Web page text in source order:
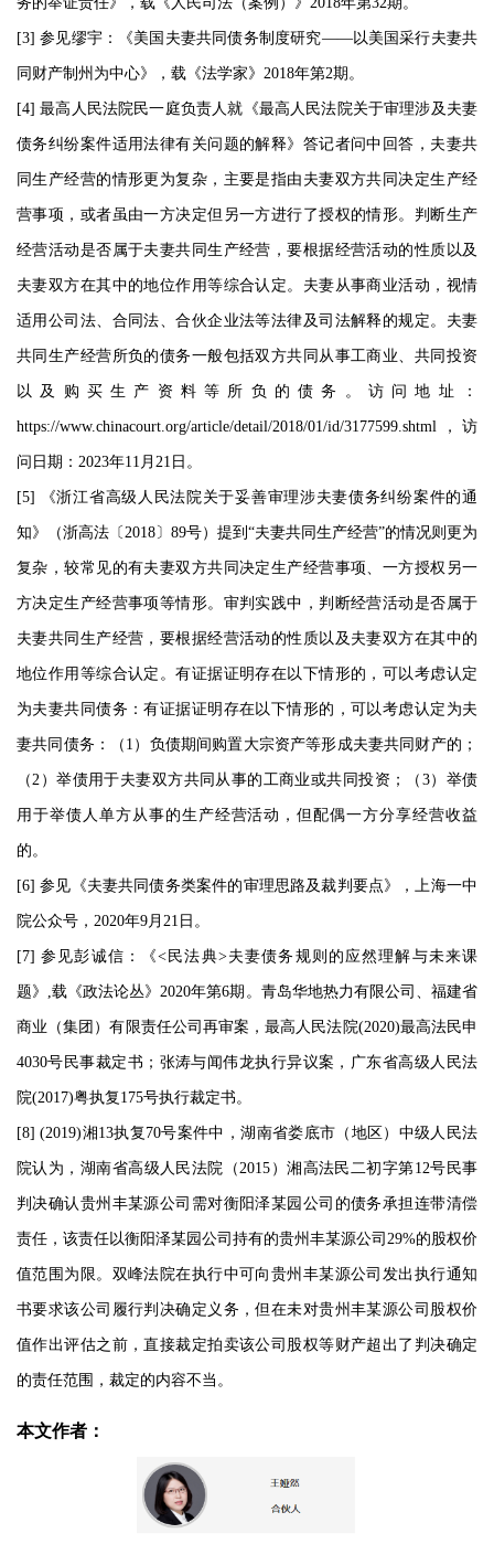
[3] 参见缪宇：《美国夫妻共同债务制度研究——以美国采行夫妻共
同财产制州为中心》，载《法学家》2018年第2期。
[4] 最高人民法院民一庭负责人就《最高人民法院关于审理涉及夫妻
债务纠纷案件适用法律有关问题的解释》答记者问中回答，夫妻共
同生产经营的情形更为复杂，主要是指由夫妻双方共同决定生产经
营事项，或者虽由一方决定但另一方进行了授权的情形。判断生产
经营活动是否属于夫妻共同生产经营，要根据经营活动的性质以及
夫妻双方在其中的地位作用等综合认定。夫妻从事商业活动，视情
适用公司法、合同法、合伙企业法等法律及司法解释的规定。夫妻
共同生产经营所负的债务一般包括双方共同从事工商业、共同投资
以及购买生产资料等所负的债务。访问地址：
https://www.chinacourt.org/article/detail/2018/01/id/3177599.shtml，访
问日期：2023年11月21日。
[5] 《浙江省高级人民法院关于妥善审理涉夫妻债务纠纷案件的通
知》（浙高法〔2018〕89号）提到“夫妻共同生产经营”的情况则更为
复杂，较常见的有夫妻双方共同决定生产经营事项、一方授权另一
方决定生产经营事项等情形。审判实践中，判断经营活动是否属于
夫妻共同生产经营，要根据经营活动的性质以及夫妻双方在其中的
地位作用等综合认定。有证据证明存在以下情形的，可以考虑认定
为夫妻共同债务：有证据证明存在以下情形的，可以考虑认定为夫
妻共同债务：（1）负债期间购置大宗资产等形成夫妻共同财产的；
（2）举债用于夫妻双方共同从事的工商业或共同投资；（3）举债
用于举债人单方从事的生产经营活动，但配偶一方分享经营收益
的。
[6] 参见《夫妻共同债务类案件的审理思路及裁判要点》，上海一中
院公众号，2020年9月21日。
[7] 参见彭诚信：《<民法典>夫妻债务规则的应然理解与未来课
题》,载《政法论丛》2020年第6期。青岛华地热力有限公司、福建省
商业（集团）有限责任公司再审案，最高人民法院(2020)最高法民申
4030号民事裁定书；张涛与闻伟龙执行异议案，广东省高级人民法
院(2017)粤执复175号执行裁定书。
[8] (2019)湘13执复70号案件中，湖南省娄底市（地区）中级人民法
院认为，湖南省高级人民法院（2015）湘高法民二初字第12号民事
判决确认贵州丰某源公司需对衡阳泽某园公司的债务承担连带清偿
责任，该责任以衡阳泽某园公司持有的贵州丰某源公司29%的股权价
值范围为限。双峰法院在执行中可向贵州丰某源公司发出执行通知
书要求该公司履行判决确定义务，但在未对贵州丰某源公司股权价
值作出评估之前，直接裁定拍卖该公司股权等财产超出了判决确定
的责任范围，裁定的内容不当。
本文作者：